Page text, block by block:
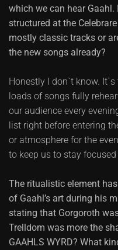
which we can hear
structured at the
mostly classic tracks or
the new songs already?
Honestly I don`t know.
loads of songs fully
our audience every
list right before entering
or atmosphere for the
to keep us to stay
The ritualistic element
of Gaahl’s art during his
stating that Gorgoroth
Trelldom was more the
GAAHLS WYRD? What